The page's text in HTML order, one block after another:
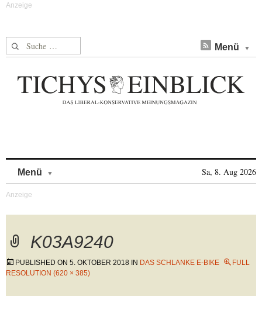
Suche nach: Menü
Menü Sa, 8. Aug 2026
K03A9240
PUBLISHED ON 5. OKTOBER 2018 IN DAS SCHLANKE E-BIKE
FULL
RESOLUTION (620 × 385)